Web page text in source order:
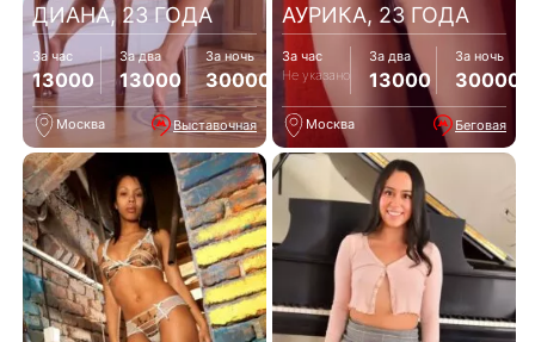
ДИАНА, 23 ГОДА
За час
13000
За два
13000
За ночь
30000
Москва Выставочная
АУРИКА, 23 ГОДА
За час
Не указано
За два
13000
За ночь
30000
Москва Беговая